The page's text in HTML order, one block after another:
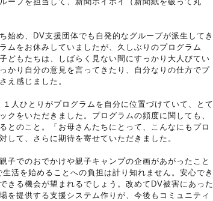
始め、DV支援団体でも自発的なグループが派生してき
ムをお休みしていましたが、久しぶりのプログラム
どもたちは、しばらく見ない間にすっかり大人びてい
かり自分の意見を言ってきたり、自分なりの仕方でプ
え感じました。
人ひとりがプログラムを自分に位置づけていて、とて
をいただきました。プログラムの頻度に関しても、
とのこと。「お母さんたちにとって、こんなにもプロ
して、さらに期待を寄せていただきました。
子でのおでかけや親子キャンプの企画があがったこと
活を始めることへの負担は計り知れません。安心でき
きる機会が望まれるでしょう。改めてDV被害にあった
を提供する支援システム作りが、今後もコミュニティ